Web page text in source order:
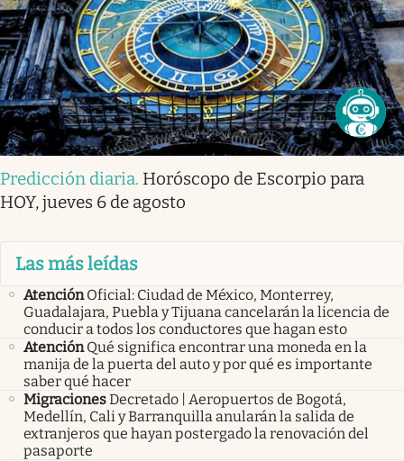
Predicción diaria. Horóscopo de Escorpio para
HOY, jueves 6 de agosto
Las más leídas
Atención Oficial: Ciudad de México, Monterrey,
Guadalajara, Puebla y Tijuana cancelarán la licencia de
conducir a todos los conductores que hagan esto
Atención Qué significa encontrar una moneda en la
manija de la puerta del auto y por qué es importante
saber qué hacer
MigracionesDecretado | Aeropuertos de Bogotá,
Medellín, Cali y Barranquilla anularán la salida de
extranjeros que hayan postergado la renovación del
pasaporte